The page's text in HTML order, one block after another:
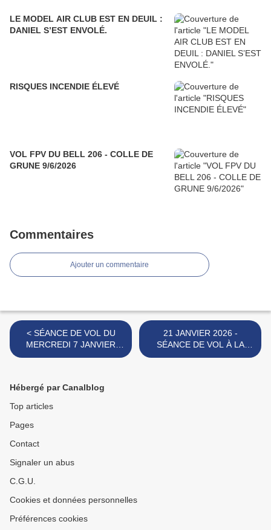
LE MODEL AIR CLUB EST EN DEUIL :
DANIEL S’EST ENVOLÉ.
RISQUES INCENDIE ÉLEVÉ
VOL FPV DU BELL 206 - COLLE DE
GRUNE 9/6/2026
Commentaires
Ajouter un commentaire
< SÉANCE DE VOL DU
MERCREDI 7 JANVIER
2026.
21 JANVIER 2026 -
SÉANCE DE VOL À LA
COLLE DE GRUNE. >
Hébergé par Canalblog
Top articles
Pages
Contact
Signaler un abus
C.G.U.
Cookies et données personnelles
Préférences cookies